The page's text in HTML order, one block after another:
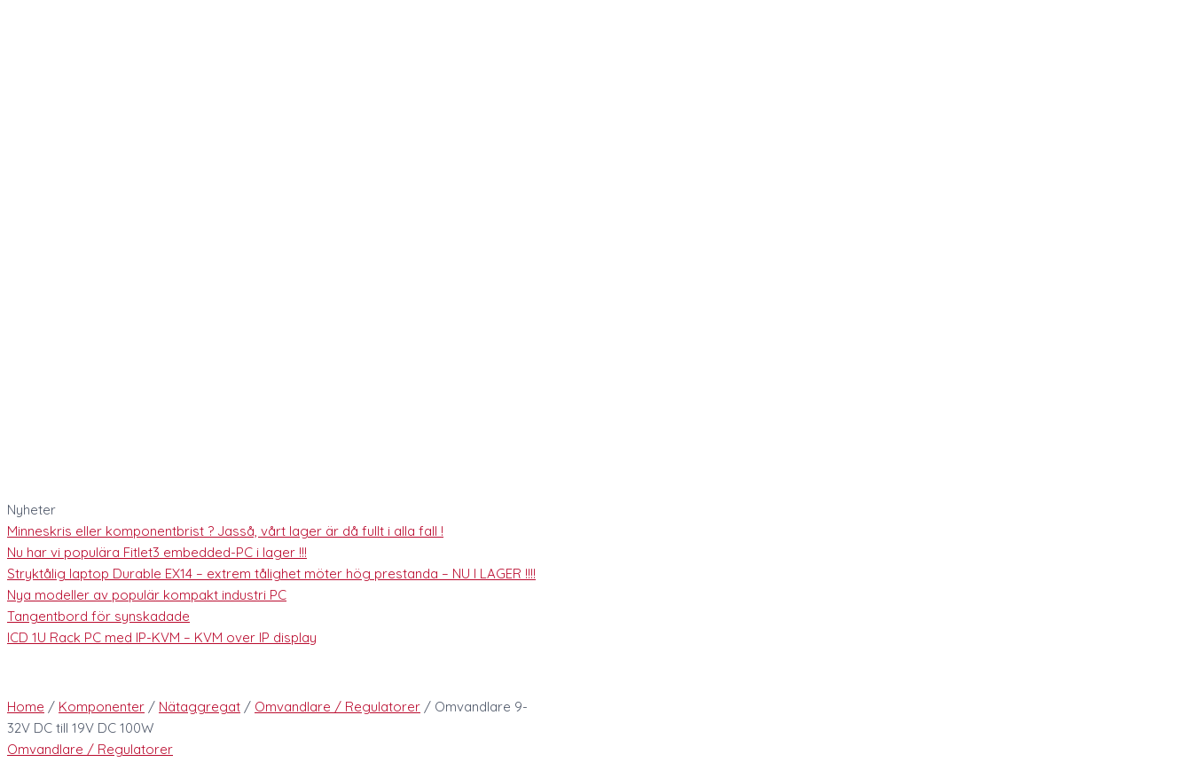
Nyheter
Minneskris eller komponentbrist ? Jasså, vårt lager är då fullt i alla fall !
Nu har vi populära Fitlet3 embedded-PC i lager !!!
Stryktålig laptop Durable EX14 – extrem tålighet möter hög prestanda – NU I LAGER !!!!
Nya modeller av populär kompakt industri PC
Tangentbord för synskadade
ICD 1U Rack PC med IP-KVM – KVM over IP display
Home / Komponenter / Nätaggregat / Omvandlare / Regulatorer / Omvandlare 9-
32V DC till 19V DC 100W
Omvandlare / Regulatorer